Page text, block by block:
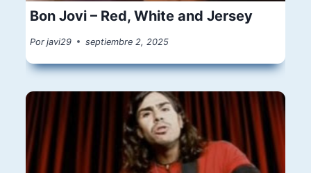
Bon Jovi – Red, White and Jersey
Por javi29 septiembre 2, 2025